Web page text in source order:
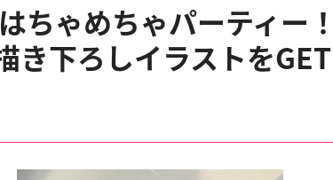
ちゃめちゃパーティー
き下ろしイラストを